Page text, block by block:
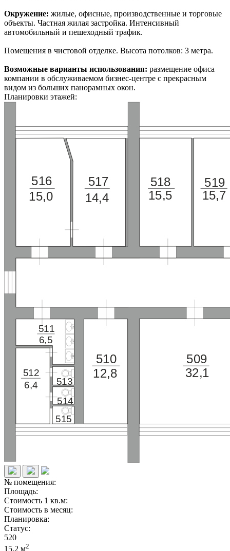
Окружение: жилые, офисные, производственные и торговые
объекты. Частная жилая застройка. Интенсивный
автомобильный и пешеходный трафик.
Помещения в чистовой отделке. Высота потолков: 3 метра.
Возможные варианты использования: размещение офиса
компании в обслуживаемом бизнес-центре с прекрасным
видом из больших панорамных окон.
Планировки этажей:
518
519
15,5
15,7
516
15,0
517
14,4
509
32,1
510
12,8
513
514
515
511
6,5
512
6,4
№ помещения:
Площадь:
Стоимость 1 кв.м:
Стоимость в месяц:
Планировка:
Статус:
520
15.2 м2